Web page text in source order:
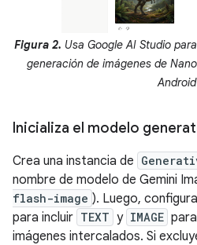
Figura 2. Usa Google AI Studio
generación de imágenes de
Android
Inicializa el modelo
Crea una instancia de
nombre de modelo de Gemini
flash-image ). Luego, configura
para incluir TEXT y IMAGE
imágenes intercalados. Si